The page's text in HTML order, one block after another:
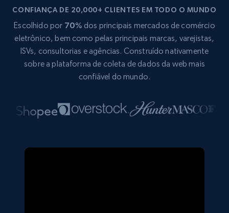
CONFIANÇA DE 20,000+ CLIENTES EM TODO O MUNDO
Escolhido por 70% dos principais mercados de comércio
eletrônico, bem como pelas principais marcas, varejistas,
ISVs, consultorias e agências. Construído nativamente
sobre a plataforma de coleta de dados da web mais
confiável do mundo.